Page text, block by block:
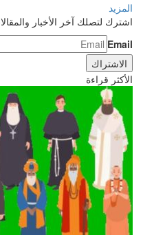
المزيد
اشترك لتصلك آخر الأخبار
Email
الأكثر قراءة